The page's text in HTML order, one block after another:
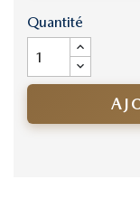
Quantité